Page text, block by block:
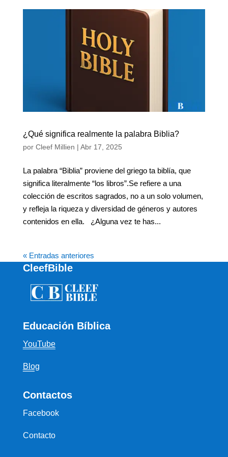
¿Qué significa realmente la palabra Biblia?
por Cleef Millien | Abr 17, 2025
La palabra “Biblia” proviene del griego ta biblía, que
significa literalmente “los libros”.Se refiere a una
colección de escritos sagrados, no a un solo volumen,
y refleja la riqueza y diversidad de géneros y autores
contenidos en ella. ¿Alguna vez te has...
« Entradas anteriores
CleefBible
Educación Bíblica
YouTube
Blog
Contactos
Facebook
Contacto